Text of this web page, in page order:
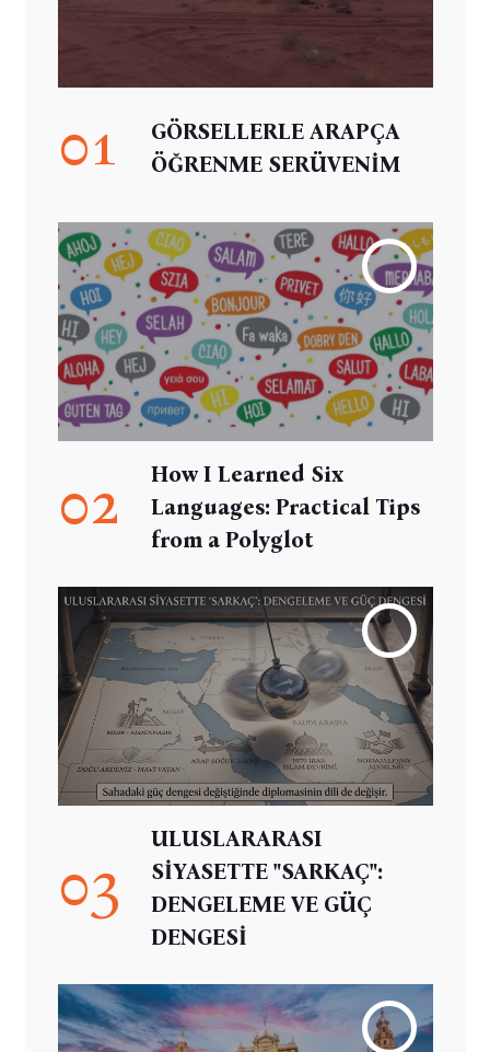
01
GÖRSELLERLE ARAPÇA
ÖĞRENME SERÜVENİM
02
How I Learned Six
Languages: Practical Tips
from a Polyglot
03
ULUSLARARASI
SİYASETTE "SARKAÇ":
DENGELEME VE GÜÇ
DENGESİ